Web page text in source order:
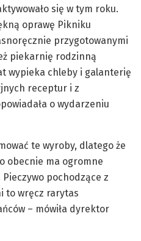
się w tym roku.
oprawę Pikniku
przygotowanymi
piekarnię rodzinną
wypieka chleby i galanterię
receptur i z
o wydarzeniu
te wyroby, dlatego że
obecnie ma ogromne
pochodzące z
to wręcz rarytas
– mówiła dyrektor